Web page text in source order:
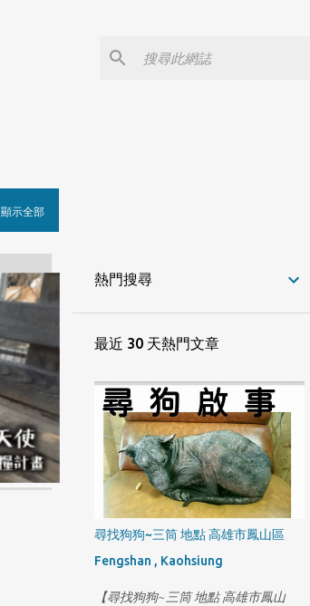
顯示全部
熱門搜尋
最近 30 天熱門文章
尋找狗狗~三筒 地點 高雄市鳳山區
Fengshan , Kaohsiung
【尋找狗狗~三筒 地點 高雄市鳳山